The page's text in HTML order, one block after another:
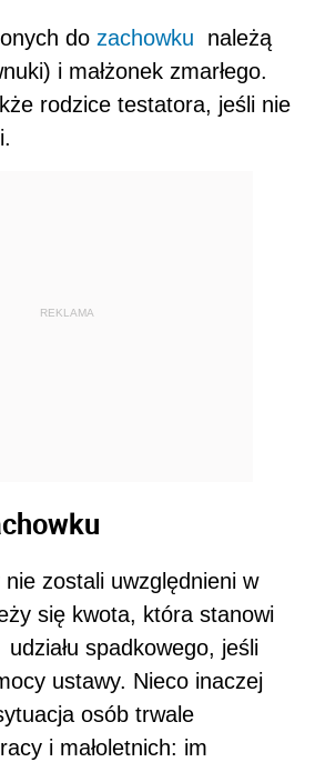
do zachowku należą
i małżonek zmarłego.
rodzice testatora, jeśli nie
REKLAMA
zostali uwzględnieni w
się kwota, która stanowi
spadkowego, jeśli
ustawy. Nieco inaczej
osób trwale
i małoletnich: im